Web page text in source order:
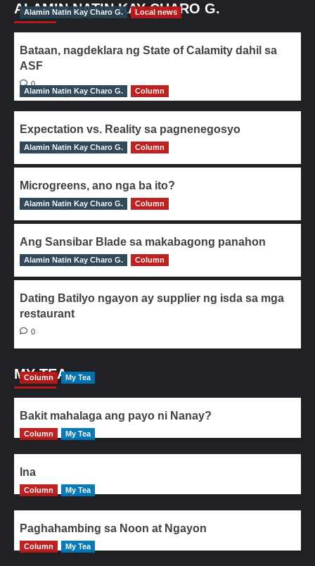
ALAMIN NATIN KAY CHARO G.
Alamin Natin Kay Charo G. Local news
Bataan, nagdeklara ng State of Calamity dahil sa
ASF
0
Alamin Natin Kay Charo G.
Column
Expectation vs. Reality sa pagnenegosyo
0
Alamin Natin Kay Charo G. Column
Microgreens, ano nga ba ito?
0
Alamin Natin Kay Charo G. Column
Ang Sansibar Blade sa makabagong panahon
0
Alamin Natin Kay Charo G. Column
Dating Batilyo ngayon ay supplier ng isda sa mga
restaurant
0
MY TEA
Column My Tea
Bakit mahalaga ang payo ni Nanay?
Column My Tea
Ina
Column My Tea
Paghahambing sa Noon at Ngayon
Column My Tea